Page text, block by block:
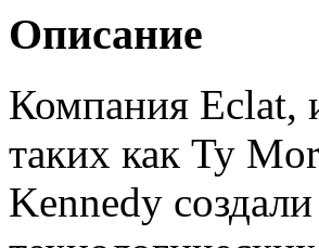
Описание
Компания Eclat,
таких как Ty
Kennedy